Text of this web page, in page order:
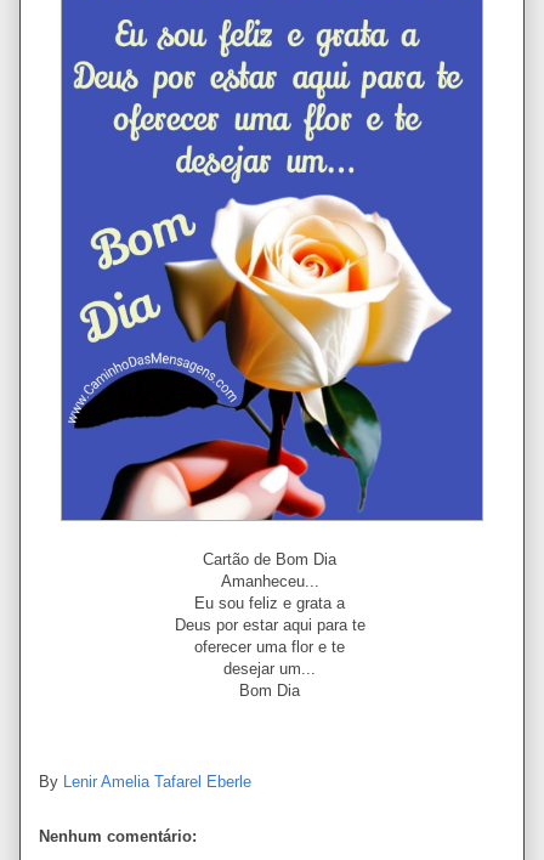
Cartão de Bom Dia
Amanheceu...
Eu sou feliz e grata a
Deus por estar aqui para te
oferecer uma flor e te
desejar um...
Bom Dia
By Lenir Amelia Tafarel Eberle
Nenhum comentário: